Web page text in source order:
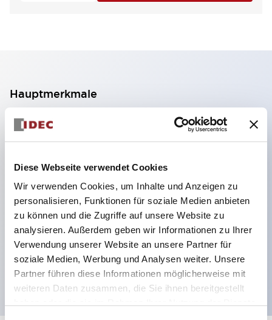
Diese Webseite verwendet Cookies
Wir verwenden Cookies, um Inhalte und Anzeigen zu
personalisieren, Funktionen für soziale Medien anbieten
zu können und die Zugriffe auf unsere Website zu
analysieren. Außerdem geben wir Informationen zu Ihrer
Verwendung unserer Website an unsere Partner für
soziale Medien, Werbung und Analysen weiter. Unsere
Partner führen diese Informationen möglicherweise mit
weiteren Daten zusammen, die Sie ihnen bereitgestellt
Hauptmerkmale
2-Kontakt-Block mit 2 Stufen, ermöglicht eine 4-
Kontakt-Konfiguration (Gewährleistung der
Isolierung zwischen den 2 Kontakten).
59,9 mm (※ 22-stufiger Kontaktblock).
Platzsparendes Design möglich.
Sicherheitsstruktur der 3. Generation: 2-Aktions-
Freisetzung, integrierter Schutz, IP20-
Fingerschutzstruktur